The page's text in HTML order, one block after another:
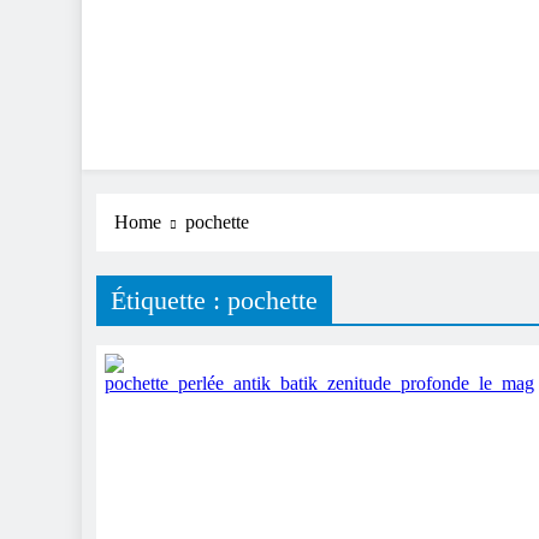
Home pochette
Étiquette : pochette